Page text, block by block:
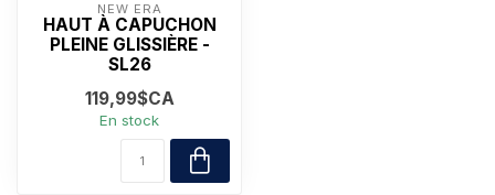
NEW ERA
HAUT À CAPUCHON
PLEINE GLISSIÈRE -
SL26
119,99$CA
En stock